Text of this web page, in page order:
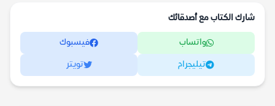
شارك الكتاب مع أصدقائك
واتساب فيسبوك
تيليجرام تويتر